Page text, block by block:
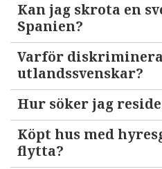
Kan jag skrota en
Spanien?
Varför
utlandssvenskar?
Hur söker jag
Köpt hus med
flytta?